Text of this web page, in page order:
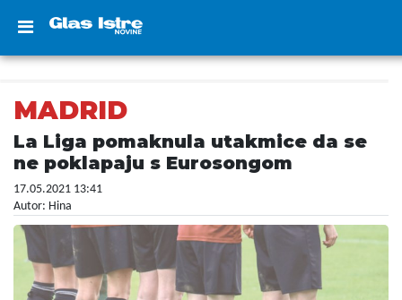
MADRID
La Liga pomaknula utakmice da se
ne poklapaju s Eurosongom
17.05.2021 13:41
Autor: Hina